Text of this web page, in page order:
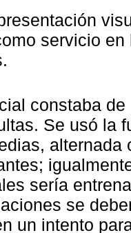
servicio
constaba
Se usó la
sería
se
un intento